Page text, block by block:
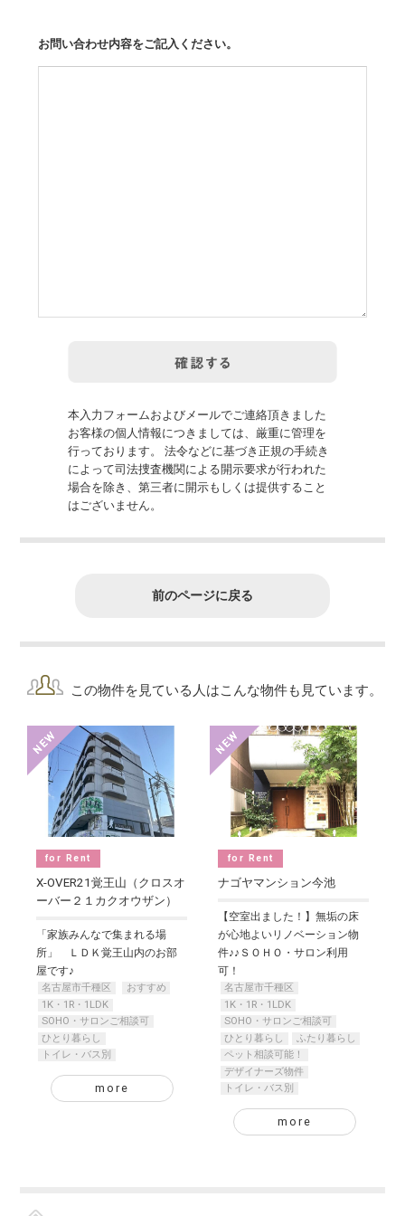
お問い合わせ内容をご記入ください。
本入力フォームおよびメールでご連絡頂きました
お客様の個人情報につきましては、厳重に管理を
行っております。 法令などに基づき正規の手続き
によって司法捜査機関による開示要求が行われた
場合を除き、第三者に開示もしくは提供すること
はございません。
前のページに戻る
この物件を見ている人はこんな物件も見ています。
for Rent
X-OVER21覚王山（クロスオ
ーバー２１カクオウザン）
「家族みんなで集まれる場
所」 ＬＤＫ覚王山内のお部
屋です♪
名古屋市千種区
おすすめ
1K・1R・1LDK
SOHO・サロンご相談可
ひとり暮らし
トイレ・バス別
more
for Rent
ナゴヤマンション今池
【空室出ました！】無垢の床
が心地よいリノベーション物
件♪♪ＳＯＨＯ・サロン利用
可！
名古屋市千種区
1K・1R・1LDK
SOHO・サロンご相談可
ひとり暮らし
ふたり暮らし
ペット相談可能！
デザイナーズ物件
トイレ・バス別
more